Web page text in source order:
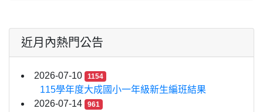
近月內熱門公告
2026-07-10 1154
115學年度大成國小一年級新生編班結果
2026-07-14
961